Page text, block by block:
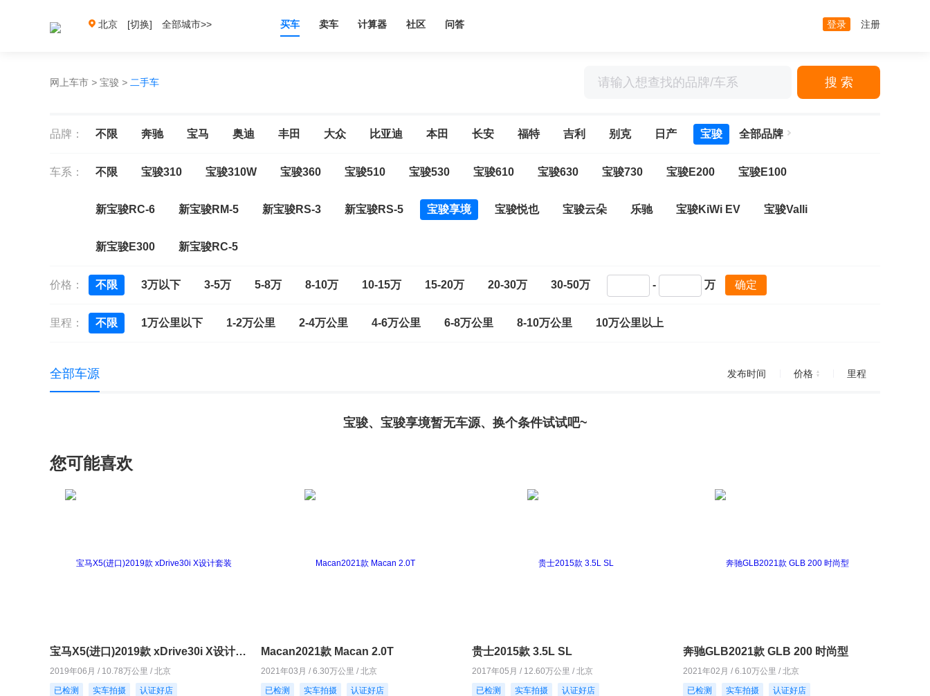
北京 [切换] 全部城市>> 买车 卖车 计算器 社区 问答 登录 注册
网上车市 > 宝骏 > 二手车 搜 索
品牌： 不限 奔驰 宝马 奥迪 丰田 大众 比亚迪 本田 长安 福特 吉利 别克 日产 宝骏 全部品牌
车系： 不限 宝骏310 宝骏310W 宝骏360 宝骏510 宝骏530 宝骏610 宝骏630 宝骏730 宝骏E200 宝骏E100
新宝骏RC-6 新宝骏RM-5 新宝骏RS-3 新宝骏RS-5 宝骏享境 宝骏悦也 宝骏云朵 乐驰 宝骏KiWi EV 宝骏Valli
新宝骏E300 新宝骏RC-5
价格： 不限 3万以下 3-5万 5-8万 8-10万 10-15万 15-20万 20-30万 30-50万 - 万 确定
里程： 不限 1万公里以下 1-2万公里 2-4万公里 4-6万公里 6-8万公里 8-10万公里 10万公里以上
全部车源 发布时间 价格 里程
宝骏、宝骏享境暂无车源、换个条件试试吧~
您可能喜欢
宝马X5(进口)2019款 xDrive30i X设计套装
2019年06月 / 10.78万公里 / 北京
已检测
实车拍摄 认证好店
Macan2021款 Macan 2.0T
2021年03月 / 6.30万公里 / 北京
已检测
实车拍摄 认证好店
贵士2015款 3.5L SL
2017年05月 / 12.60万公里 / 北京
已检测
实车拍摄 认证好店
奔驰GLB2021款 GLB 200 时尚型
2021年02月 / 6.10万公里 / 北京
已检测
实车拍摄 认证好店